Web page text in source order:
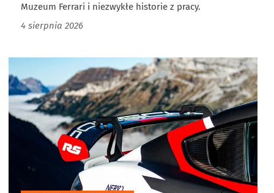
Muzeum Ferrari i niezwykłe historie z pracy.
4 sierpnia 2026